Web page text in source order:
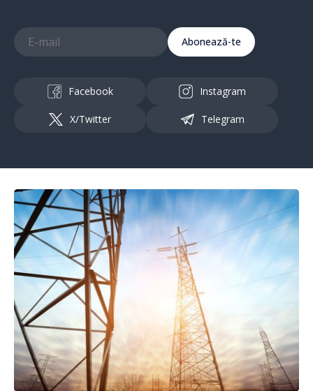
Abonează-te
Facebook Instagram
X/Twitter Telegram